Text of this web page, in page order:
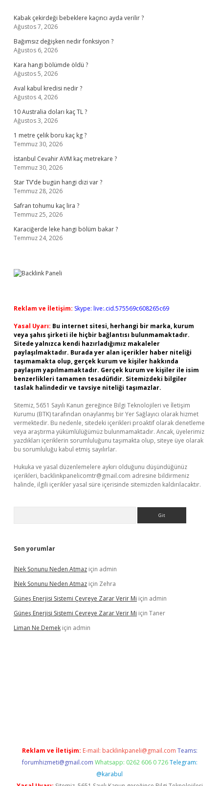
Kabak çekirdeği bebeklere kaçıncı ayda verilir ?
Ağustos 7, 2026
Bağımsız değişken nedir fonksiyon ?
Ağustos 6, 2026
Kara hangi bölümde öldü ?
Ağustos 5, 2026
Aval kabul kredisi nedir ?
Ağustos 4, 2026
10 Australia doları kaç TL ?
Ağustos 3, 2026
1 metre çelik boru kaç kg ?
Temmuz 30, 2026
İstanbul Cevahir AVM kaç metrekare ?
Temmuz 30, 2026
Star TV’de bugün hangi dizi var ?
Temmuz 28, 2026
Safran tohumu kaç lira ?
Temmuz 25, 2026
Karaciğerde leke hangi bölüm bakar ?
Temmuz 24, 2026
Reklam ve İletişim: Skype: live:.cid.575569c608265c69
Yasal Uyarı: Bu internet sitesi, herhangi bir marka, kurum
veya şahıs şirketi ile hiçbir bağlantısı bulunmamaktadır.
Sitede yalnızca kendi hazırladığımız makaleler
paylaşılmaktadır. Burada yer alan içerikler haber niteliği
taşımamakta olup, gerçek kurum ve kişiler hakkında
paylaşım yapılmamaktadır. Gerçek kurum ve kişiler ile isim
benzerlikleri tamamen tesadüfidir. Sitemizdeki bilgiler
taslak halindedir ve tavsiye niteliği taşımazlar.
Sitemiz, 5651 Sayılı Kanun gereğince Bilgi Teknolojileri ve İletişim
Kurumu (BTK) tarafından onaylanmış bir Yer Sağlayıcı olarak hizmet
vermektedir. Bu nedenle, sitedeki içerikleri proaktif olarak denetleme
veya araştırma yükümlülüğümüz bulunmamaktadır. Ancak, üyelerimiz
yazdıkları içeriklerin sorumluluğunu taşımakta olup, siteye üye olarak
bu sorumluluğu kabul etmiş sayılırlar.
Hukuka ve yasal düzenlemelere aykırı olduğunu düşündüğünüz
içerikleri, backlinkpanelicomtr@gmail.com adresine bildirmeniz
halinde, ilgili içerikler yasal süre içerisinde sitemizden kaldırılacaktır.
Son yorumlar
İNek Sonunu Neden Atmaz için admin
İNek Sonunu Neden Atmaz için Zehra
Güneş Enerjisi Sistemi Çevreye Zarar Verir Mi için admin
Güneş Enerjisi Sistemi Çevreye Zarar Verir Mi için Taner
Liman Ne Demek için admin
Reklam ve İletişim: E-mail: backlinkpaneli@gmail.com Teams:
forumhizmeti@gmail.com Whatsapp: 0262 606 0 726 Telegram:
@karabul